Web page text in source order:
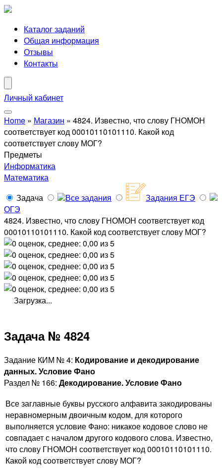
Каталог заданий
Общая информация
Отзывы
Контакты
Личный кабинет
Home » Магазин » 4824. Известно, что слову ГНОМОН
соответствует код 00010110101110. Какой код
соответствует слову МОГ?
Предметы
Информатика
Математика
Задача
Все задания
Задания ЕГЭ
ОГЭ
4824. Известно, что слову ГНОМОН соответствует код
00010110101110. Какой код соответствует слову МОГ?
Загрузка...
Задача № 4824
Задание КИМ № 4: Кодирование и декодирование
данных. Условие Фано
Раздел № 166: Декодирование. Условие Фано
Все заглавные буквы русского алфавита закодированы
неравномерным двоичным кодом, для которого
выполняется условие Фано: никакое кодовое слово не
совпадает с началом другого кодового слова. Известно,
что слову ГНОМОН соответствует код 00010110101110.
Какой код соответствует слову МОГ?